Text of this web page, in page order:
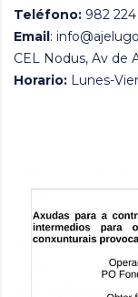
Teléfono: 982
Email:
CEL Nodus, Av de
Horario: Lunes-